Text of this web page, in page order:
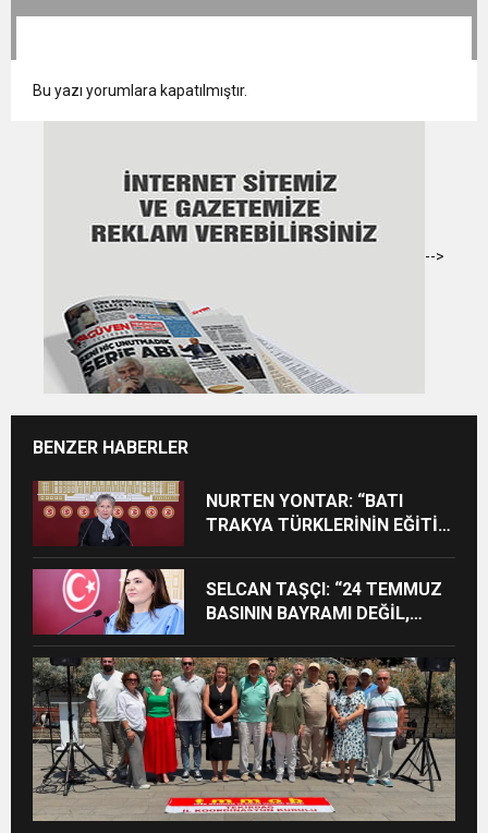
Bu yazı yorumlara kapatılmıştır.
-->
BENZER HABERLER
NURTEN YONTAR: “BATI
TRAKYA TÜRKLERİNİN EĞİTİM
SELCAN TAŞÇI: “24 TEMMUZ
BASININ BAYRAMI DEĞİL,